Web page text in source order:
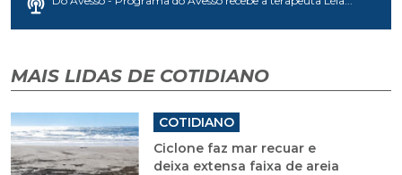
MAIS LIDAS DE COTIDIANO
COTIDIANO
Ciclone faz mar recuar e
deixa extensa faixa de areia